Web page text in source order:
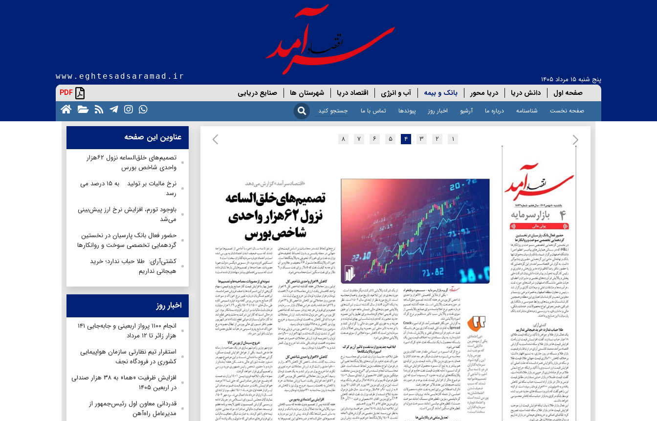
پنج شنبه ۱۵ مرداد ۱۴۰۵ www.eghtesadsaramad.ir
صفحه اول دانش دریا دریا محور بانک و بیمه آب و انرژی اقتصاد دریا شهرستان ها صنایع دریایی PDF
صفحه نخست شناسنامه درباره ما آرشیو اخبار روز پیوندها تماس با ما
۱ ۲ ۳ ۴ ۵ ۶ ۷ ۸ عناوین این صفحه
تصمیم‌های خلق‌الساعه نزول ۶۲هزار
واحدی شاخص بورس
نرخ مالیات بر تولید به ۱۵ درصد می
رسد
باوجود تورم، افزایش نرخ ارز پیش‌‌بینی
می‌شد
حضور فعال بانک پارسیان در نخستین
گردهمایی تخصصی سوخت و روانکارها
کشتی‌آرای: طلا حباب ندارد؛ خرید
هیجانی نداریم
اخبار روز
انجام ۱۱۰۰ پرواز اربعینی و جابه‌جایی ۱۴۱
هزار زائر تا ۱۲ مرداد
استقرار تیم‌ نظارتی سازمان هواپیمایی
کشوری در فرودگاه نجف
افزایش ظرفیت «هما» به ۳۸ هزار صندلی
در اربعین ۱۴۰۵
قدردانی معاون اول رئیس‌جمهور از
مدیرعامل راه‌آهن